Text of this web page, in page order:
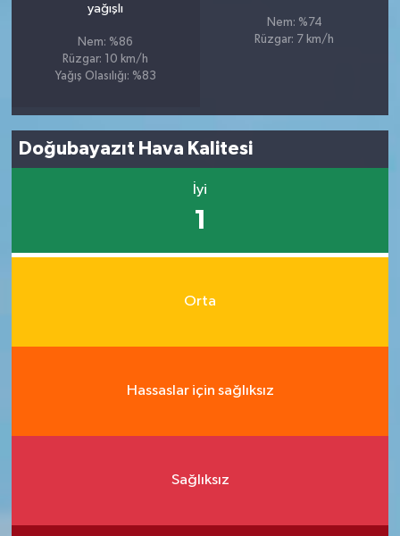
yağışlı
Nem: %86
Rüzgar: 10 km/h
Yağış Olasılığı: %83
Nem: %74
Rüzgar: 7 km/h
Doğubayazıt Hava Kalitesi
İyi
1
Orta
Hassaslar için sağlıksız
Sağlıksız